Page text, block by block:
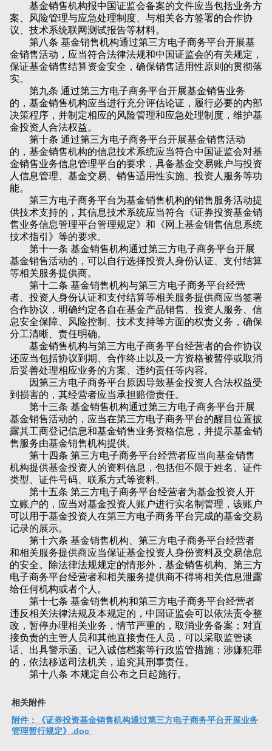
基金销售机构报中国证监会备案的文件应当包括业务方
案、风险管理与应急处理制度、与相关各方签署的合作协
议、技术系统联网测试报告等材料。
第八条 基金销售机构通过第三方电子商务平台开展基
金销售活动，应当符合法律法规和中国证监会的有关规定，
保证基金销售结算资金安全，确保销售适用性原则的贯彻落
实。
第九条 通过第三方电子商务平台开展基金销售业务
的，基金销售机构应当进行充分评估论证，履行必要的内部
决策程序，并制定相应的风险管理和应急处理制度，维护基
金投资人合法权益。
第十条 通过第三方电子商务平台开展基金销售活动
的，基金销售机构的信息技术系统应当符合中国证监会对基
金销售业务信息管理平台的要求，具备基金交易账户与投资
人信息管理、基金交易、销售适用性实施、投资人服务等功
能。
第三方电子商务平台为基金销售机构的销售服务活动提
供技术支持的，其信息技术系统应当符合《证券投资基金销
售业务信息管理平台管理规定》和《网上基金销售信息系统
技术指引》等的要求。
第十一条 基金销售机构通过第三方电子商务平台开展
基金销售活动的，可以自行选择投资人身份认证、支付结算
等相关服务提供商。
第十二条 基金销售机构与第三方电子商务平台经营
者、投资人身份认证和支付结算等相关服务提供商应当签署
合作协议，明确约定各自在基金产品销售、投资人服务、信
息安全保障、风险控制、技术支持等方面的权责义务，确保
分工清晰、责任明确。
基金销售机构与第三方电子商务平台经营者的合作协议
还应当包括协议到期、合作终止以及一方资格被暂停或取消
后妥善处理相应业务的方案、违约责任等内容。
因第三方电子商务平台原因导致基金投资人合法权益受
到损害的，其经营者应当承担赔偿责任。
第十三条 基金销售机构通过第三方电子商务平台开展
基金销售活动的，应当在第三方电子商务平台的醒目位置披
露其工商登记信息和基金销售业务资格信息，并提示基金销
售服务由基金销售机构提供。
第十四条 第三方电子商务平台经营者应当向基金销售
机构提供基金投资人的资料信息，包括但不限于姓名、证件
类型、证件号码、联系方式等资料。
第十五条 第三方电子商务平台经营者为基金投资人开
立账户的，应当对基金投资人账户进行实名制管理，该账户
可以用于基金投资人在第三方电子商务平台完成的基金交易
记录的展示。
第十六条 基金销售机构、第三方电子商务平台经营者
和相关服务提供商应当保证基金投资人身份资料及交易信息
的安全。除法律法规规定的情形外，基金销售机构、第三方
电子商务平台经营者和相关服务提供商不得将相关信息泄露
给任何机构或者个人。
第十七条 基金销售机构和第三方电子商务平台经营者
违反相关法律法规及本规定的，中国证监会可以依法责令整
改，暂停办理相关业务，情节严重的，取消业务备案；对直
接负责的主管人员和其他直接责任人员，可以采取监管谈
话、出具警示函、记入诚信档案等行政监管措施；涉嫌犯罪
的，依法移送司法机关，追究其刑事责任。
第十八条 本规定自公布之日起施行。
相关附件
附件：《证券投资基金销售机构通过第三方电子商务平台开展业务
管理暂行规定》.doc